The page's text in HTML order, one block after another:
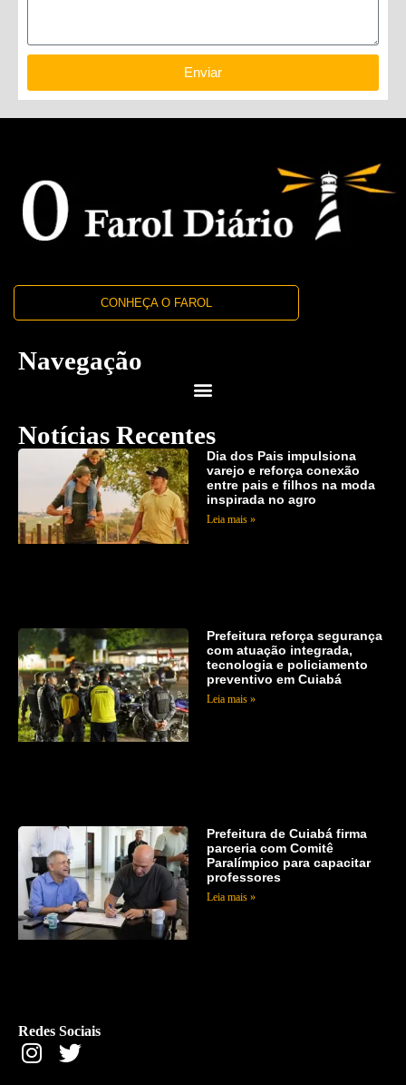
Enviar
CONHEÇA O FAROL
Navegação
Notícias Recentes
Dia dos Pais impulsiona
varejo e reforça conexão
entre pais e filhos na moda
inspirada no agro
Leia mais »
Prefeitura reforça segurança
com atuação integrada,
tecnologia e policiamento
preventivo em Cuiabá
Leia mais »
Prefeitura de Cuiabá firma
parceria com Comitê
Paralímpico para capacitar
professores
Leia mais »
Redes Sociais